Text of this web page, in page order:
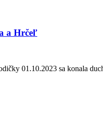
a Hrčeľ
01.10.2023 sa konala